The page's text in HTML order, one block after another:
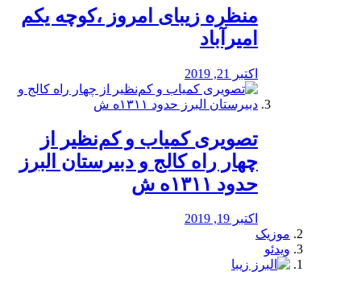
منظره‌‌ زیبای امروز ،کوچه یکم
امیرآباد
اکتبر 21, 2019
️تصویری کمیاب و کم‌نظیر از
چهار راه كالج و دبيرستان البرز
حدود ۱۳۱۱ه ش
اکتبر 19, 2019
موزیک
ویدئو